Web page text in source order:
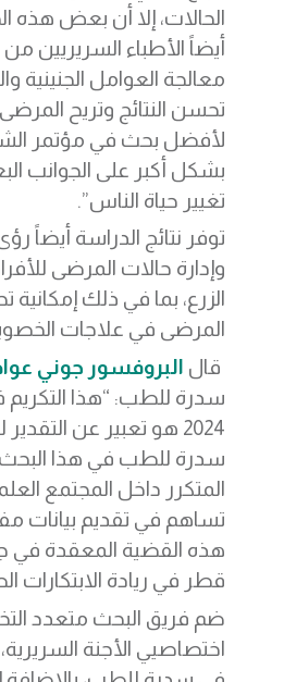
الحالات، إلا أن بعض هذه
أيضاً الأطباء السريريين
معالجة العوامل الجنينية
تحسن النتائج وتريح
بشكل أكبر على الجوانب
تغيير حياة الناس”.
توفر نتائج الدراسة أيضاً
وإدارة حالات المرضى
الزرع، بما في ذلك
المرضى في علاجات
قال البروفسور جوني
سدرة للطب: “هذا
2024 هو تعبير عن
سدرة للطب في هذا
المتكرر داخل المجتمع
تساهم في تقديم بيانات
هذه القضية المعقدة في
قطر في ريادة الابتكارات
ضم فريق البحث متعدد
اختصاصيي الأجنة السريرية،